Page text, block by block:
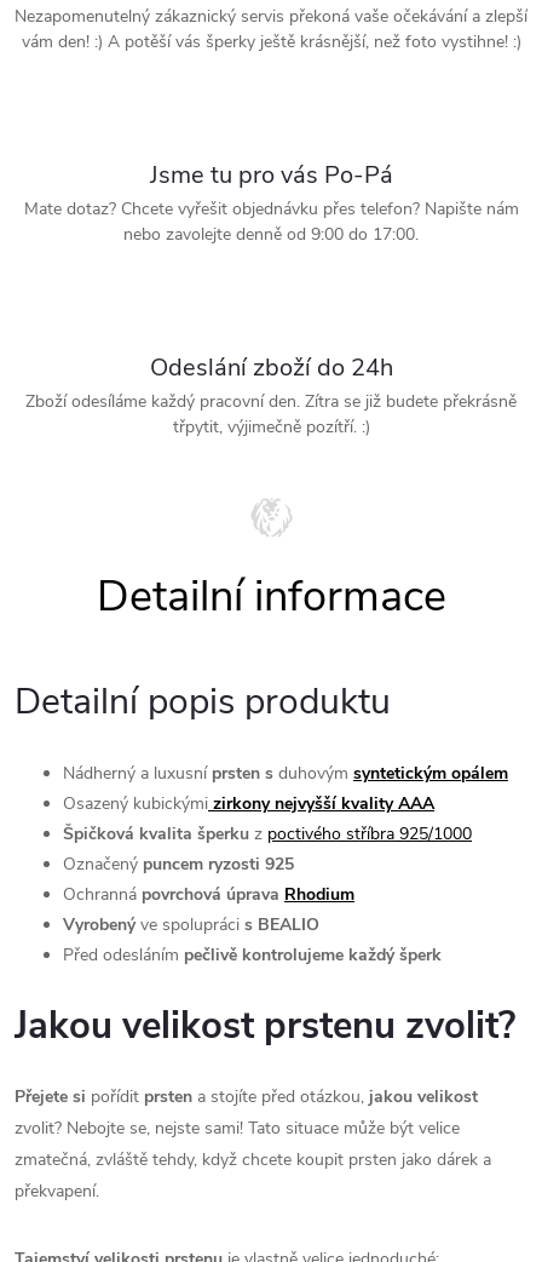
Nezapomenutelný zákaznický servis překoná vaše očekávání a zlepší
vám den! :) A potěší vás šperky ještě krásnější, než foto vystihne! :)
Jsme tu pro vás Po-Pá
Mate dotaz? Chcete vyřešit objednávku přes telefon? Napište nám
nebo zavolejte denně od 9:00 do 17:00.
Odeslání zboží do 24h
Zboží odesíláme každý pracovní den. Zítra se již budete překrásně
třpytit, výjimečně pozítří. :)
Detailní popis produktu
Nádherný a luxusní prsten s duhovým syntetickým opálem
Osazený kubickými zirkony nejvyšší kvality AAA
Špičková kvalita šperku z poctivého stříbra 925/1000
Označený puncem ryzosti 925
Ochranná povrchová úprava Rhodium
Vyrobenýve spolupráci s BEALIO
Před odesláním pečlivě kontrolujeme každý šperk
Jakou velikost prstenu zvolit?
Přejete si pořídit prsten a stojíte před otázkou, jakou velikost
zvolit? Nebojte se, nejste sami! Tato situace může být velice
zmatečná, zvláště tehdy, když chcete koupit prsten jako dárek a
překvapení.